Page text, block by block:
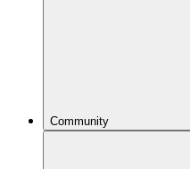
Community